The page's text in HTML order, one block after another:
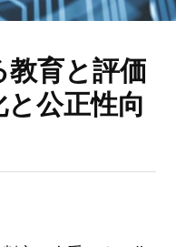
教育と評価
公正性向